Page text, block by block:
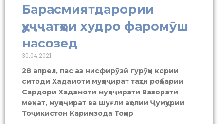
Барасмиятдарории
ҳуҷҷатҳои худро фаромӯш
насозед
30.04.2021
28 апрел, пас аз нисфирӯзӣ гурӯҳи кории
ситоди Хадамоти муҳоҷират таҳти роҳбарии
Сардори Хадамоти муҳоҷирати Вазорати
меҳнат, муҳоҷират ва шуғли аҳолии Ҷумҳурии
Тоҷикистон Каримзода Тоҳир